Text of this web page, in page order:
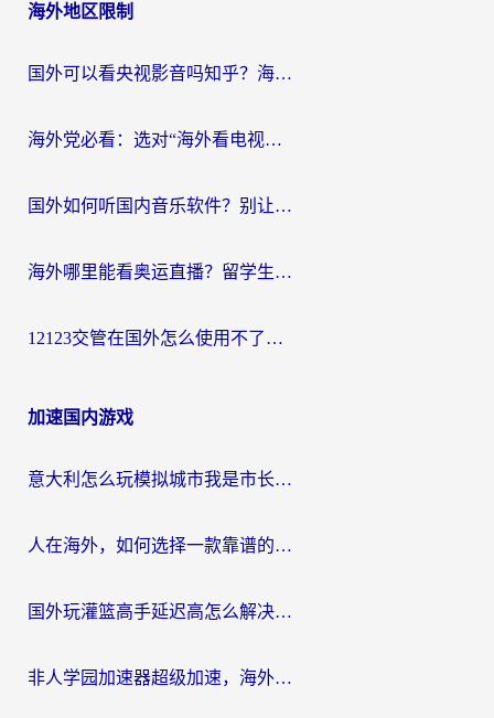
海外地区限制
国外可以看央视影音吗知乎？海外党亲测有效的回国加速方案
海外党必看：选对“海外看电视剧软件”，再也不用愁国内剧刷不了
国外如何听国内音乐软件？别让地域限制，断了你的中文歌单
海外哪里能看奥运直播？留学生&海外华人必看的体育赛事观赛终极指南
12123交管在国外怎么使用不了？海外华人必看的无缝访问国内资源指南
加速国内游戏
意大利怎么玩模拟城市我是市长？海外党国服游戏加速终极攻略（附三国3量子特攻解决办法）
人在海外，如何选择一款靠谱的玩剑灵2加速器？
国外玩灌篮高手延迟高怎么解决？海外玩家国服游戏加速终极指南
非人学园加速器超级加速，海外玩家重返国服的通行证